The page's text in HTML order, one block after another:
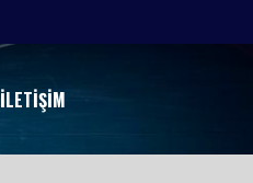
İLETIŞIM